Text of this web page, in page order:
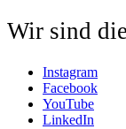
Wir sind die
Instagram
Facebook
YouTube
LinkedIn